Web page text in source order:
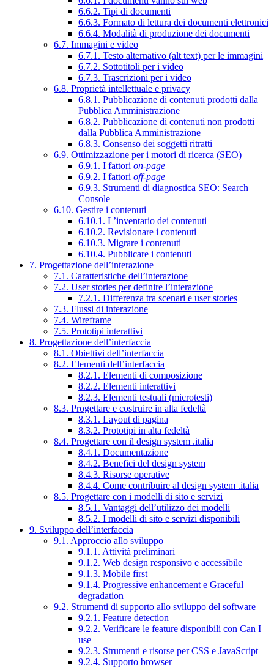
6.6.2. Tipi di documenti
6.6.3. Formato di lettura dei documenti elettronici
6.6.4. Modalità di produzione dei documenti
6.7. Immagini e video
6.7.1. Testo alternativo (alt text) per le immagini
6.7.2. Sottotitoli per i video
6.7.3. Trascrizioni per i video
6.8. Proprietà intellettuale e privacy
6.8.1. Pubblicazione di contenuti prodotti dalla
Pubblica Amministrazione
6.8.2. Pubblicazione di contenuti non prodotti
dalla Pubblica Amministrazione
6.8.3. Consenso dei soggetti ritratti
6.9. Ottimizzazione per i motori di ricerca (SEO)
6.9.1. I fattori on-page
6.9.2. I fattori off-page
6.9.3. Strumenti di diagnostica SEO: Search
Console
6.10. Gestire i contenuti
6.10.1. L’inventario dei contenuti
6.10.2. Revisionare i contenuti
6.10.3. Migrare i contenuti
6.10.4. Pubblicare i contenuti
7. Progettazione dell’interazione
7.1. Caratteristiche dell’interazione
7.2. User stories per definire l’interazione
7.2.1. Differenza tra scenari e user stories
7.3. Flussi di interazione
7.4. Wireframe
7.5. Prototipi interattivi
8. Progettazione dell’interfaccia
8.1. Obiettivi dell’interfaccia
8.2. Elementi dell’interfaccia
8.2.1. Elementi di composizione
8.2.2. Elementi interattivi
8.2.3. Elementi testuali (microtesti)
8.3. Progettare e costruire in alta fedeltà
8.3.1. Layout di pagina
8.3.2. Prototipi in alta fedeltà
8.4. Progettare con il design system .italia
8.4.1. Documentazione
8.4.2. Benefici del design system
8.4.3. Risorse operative
8.4.4. Come contribuire al design system .italia
8.5. Progettare con i modelli di sito e servizi
8.5.1. Vantaggi dell’utilizzo dei modelli
8.5.2. I modelli di sito e servizi disponibili
9. Sviluppo dell’interfaccia
9.1. Approccio allo sviluppo
9.1.1. Attività preliminari
9.1.2. Web design responsivo e accessibile
9.1.3. Mobile first
9.1.4. Progressive enhancement e Graceful
degradation
9.2. Strumenti di supporto allo sviluppo del software
9.2.1. Feature detection
9.2.2. Verificare le feature disponibili con Can I
use
9.2.3. Strumenti e risorse per CSS e JavaScript
9.2.4. Supporto browser